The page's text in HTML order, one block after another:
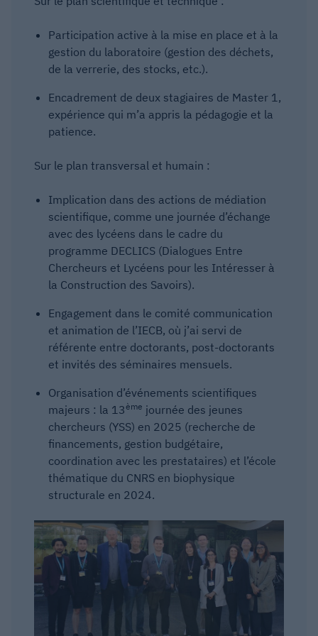
Participation active à la mise en place et à la
gestion du laboratoire (gestion des déchets,
de la verrerie, des stocks, etc.).
Encadrement de deux stagiaires de Master 1,
expérience qui m’a appris la pédagogie et la
patience.
Sur le plan transversal et humain :
Implication dans des actions de médiation
scientifique, comme une journée d’échange
avec des lycéens dans le cadre du
programme DECLICS (Dialogues Entre
Chercheurs et Lycéens pour les Intéresser à
la Construction des Savoirs).
Engagement dans le comité communication
et animation de l’IECB, où j’ai servi de
référente entre doctorants, post-doctorants
et invités des séminaires mensuels.
Organisation d’événements scientifiques
majeurs : la 13ème journée des jeunes
chercheurs (YSS) en 2025 (recherche de
financements, gestion budgétaire,
coordination avec les prestataires) et l’école
thématique du CNRS en biophysique
structurale en 2024.